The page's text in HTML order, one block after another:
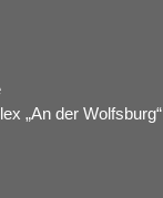
„An der Wolfsburg“